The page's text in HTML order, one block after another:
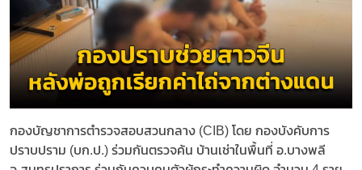
กองบัญชาการตำรวจสอบสวนกลาง (CIB) โดย กองบังคับการ
ปราบปราม (บก.ป.) ร่วมกันตรวจค้น บ้านเช่าในพื้นที่ อ.บางพลี